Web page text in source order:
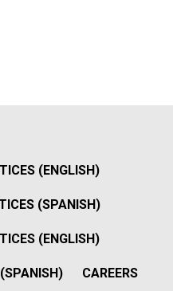
(ENGLISH)
(SPANISH)
(ENGLISH)
CAREERS